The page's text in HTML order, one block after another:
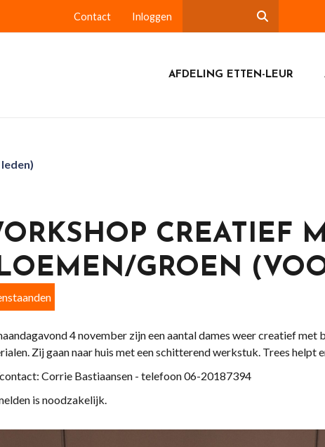
Contact Inloggen
AFDELING ETTEN-LEUR
CREATIEF
GROEN
4 november zijn een aantal dames weer creatief met
Zij gaan naar huis met een schitterend werkstuk. Trees helpt
Corrie Bastiaansen - telefoon 06-20187394
is noodzakelijk.